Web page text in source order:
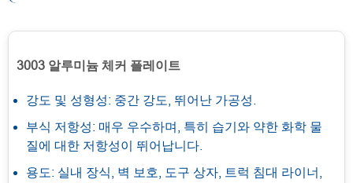
3003 알루미늄 체커 플레이트
강도 및 성형성: 중간 강도, 뛰어난 가공성.
부식 저항성: 매우 우수하며, 특히 습기와 약한 화학 물
질에 대한 저항성이 뛰어납니다.
용도: 실내 장식, 벽 보호, 도구 상자, 트럭 침대 라이너,